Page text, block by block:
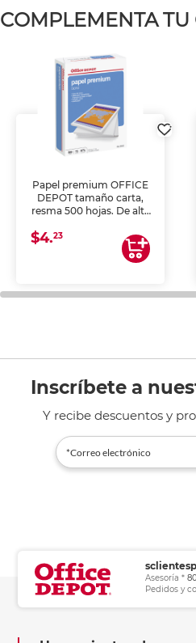
COMPLEMENTA TU
Papel premium OFFICE
DEPOT tamaño carta,
resma 500 hojas. De alta
uniforme, ideal para
impresoras de inyección
de tinta y láser,
general de oficina.
$4.23
Inscríbete a
Y recibe descuentos y
Asesoría *
Pedidos y